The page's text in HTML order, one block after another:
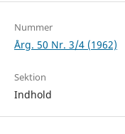
Nummer
Årg. 50 Nr. 3/4 (1962)
Sektion
Indhold